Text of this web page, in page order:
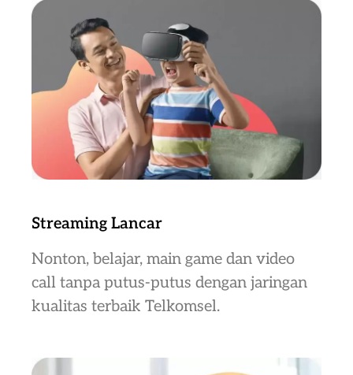
Streaming Lancar
Nonton, belajar, main game dan video
call tanpa putus-putus dengan jaringan
kualitas terbaik Telkomsel.